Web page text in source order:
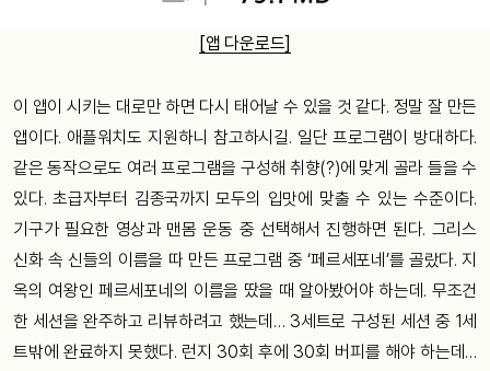
[앱 다운로드]
이 앱이 시키는 대로만 하면 다시 태어날 수 있을 것 같다. 정말 잘 만든
앱이다. 애플워치도 지원하니 참고하시길. 일단 프로그램이 방대하다.
같은 동작으로도 여러 프로그램을 구성해 취향(?)에 맞게 골라 들을 수
있다. 초급자부터 김종국까지 모두의 입맛에 맞출 수 있는 수준이다.
기구가 필요한 영상과 맨몸 운동 중 선택해서 진행하면 된다. 그리스
신화 속 신들의 이름을 따 만든 프로그램 중 ‘페르세포네’를 골랐다. 지
옥의 여왕인 페르세포네의 이름을 땄을 때 알아봤어야 하는데. 무조건
한 세션을 완주하고 리뷰하려고 했는데… 3세트로 구성된 세션 중 1세
트밖에 완료하지 못했다. 런지 30회 후에 30회 버피를 해야 하는데…